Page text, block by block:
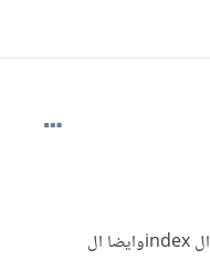
1-لا ادري لماذا يوجد scroll في صفحه ال indexوايضا ال